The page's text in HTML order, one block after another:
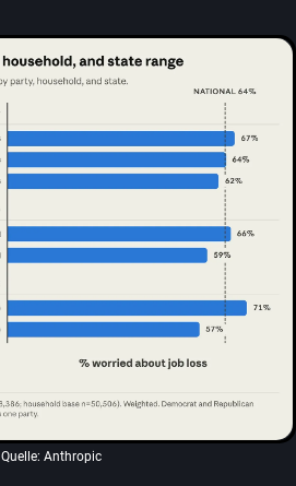
Quelle: Anthropic